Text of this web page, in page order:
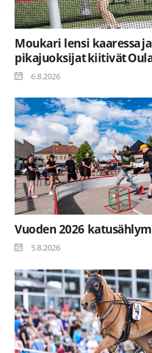
Moukari lensi kaaressa ja
pikajuoksijat kiitivät
6.8.2026
Vuoden 2026
5.8.2026